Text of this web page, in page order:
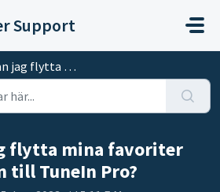
Support
favoriter från TuneIn till TuneIn...
flytta mina favoriter
till TuneIn Pro?